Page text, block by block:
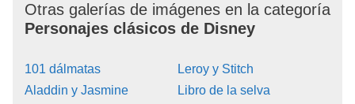
Otras galerías de imágenes en la categoría
Personajes clásicos de Disney
101 dálmatas
Aladdin y Jasmine
Leroy y Stitch
Libro de la selva